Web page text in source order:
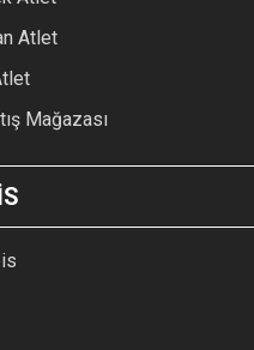
Atlet
Mağazası